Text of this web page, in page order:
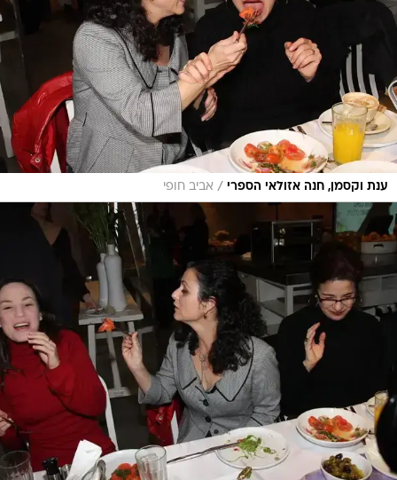
ענת וקסמן, חנה אזולאי הספרי / אביב חופי